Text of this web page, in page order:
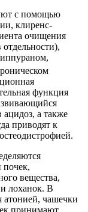
с помощью
клиренс-
очищения
функция
а также
приводят к
почек,
вещества,
лоханок. В
атонией, чашечки